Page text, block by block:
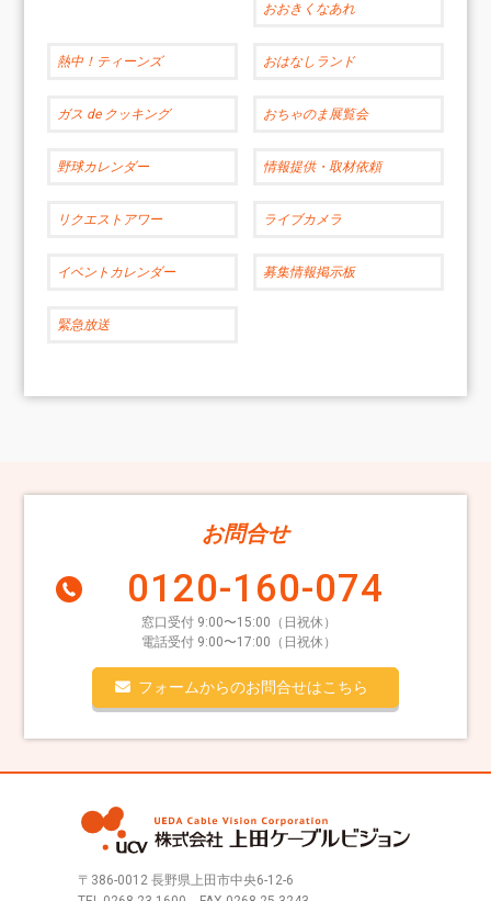
おおきくなあれ
熱中！ティーンズ おはなしランド
ガス de クッキング おちゃのま展覧会
野球カレンダー 情報提供・取材依頼
リクエストアワー ライブカメラ
イベントカレンダー 募集情報掲示板
緊急放送
お問合せ
0120-160-074
窓口受付 9:00〜15:00（日祝休）
電話受付 9:00〜17:00（日祝休）
フォームからのお問合せはこちら
〒386-0012 長野県上田市中央6-12-6